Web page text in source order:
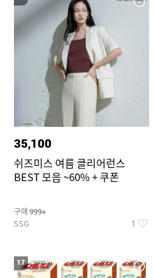
35,100
쉬즈미스 여름 클리어런스
BEST 모음 ~60% + 쿠폰
구매 999+
SSG 1
17